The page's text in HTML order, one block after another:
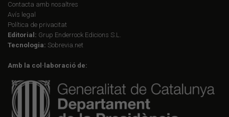
Contacta amb nosaltres
Avís legal
Política de privacitat
Editorial: Grup Enderrock Edicions S.L.
Tecnologia: Sobrevia.net
Amb la col·laboració de: